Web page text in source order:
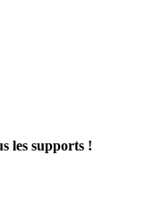
les supports !